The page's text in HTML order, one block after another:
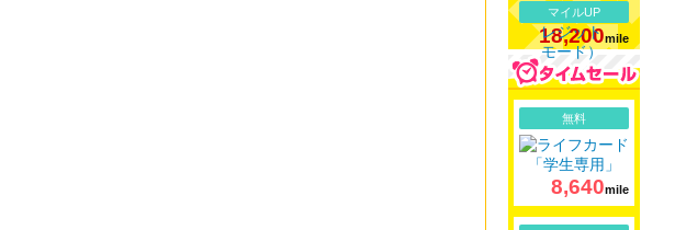
マイルUP
18,200mile
無料
8,640mile